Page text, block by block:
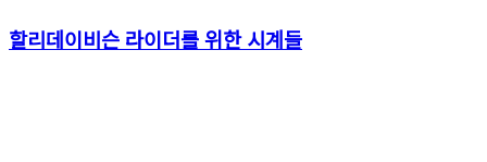
할리데이비슨 라이더를 위한 시계들